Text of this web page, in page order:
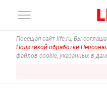
Посещая сайт life.ru, Вы
Политикой обработки
файлов cookie, указанных в